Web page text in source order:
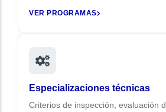
VER PROGRAMAS
Especializaciones técnicas
Criterios de inspección, evaluación